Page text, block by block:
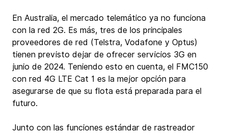
En Australia, el mercado telemático ya no funciona
con la red 2G. Es más, tres de los principales
proveedores de red (Telstra, Vodafone y Optus)
tienen previsto dejar de ofrecer servicios 3G en
junio de 2024. Teniendo esto en cuenta, el FMC150
con red 4G LTE Cat 1 es la mejor opción para
asegurarse de que su flota está preparada para el
futuro.
Junto con las funciones estándar de rastreador